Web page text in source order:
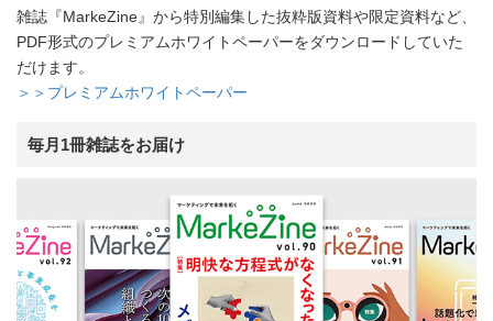
雑誌『MarkeZine』から特別編集した抜粋版資料や限定資料など、
PDF形式のプレミアムホワイトペーパーをダウンロードしていた
だけます。
＞＞プレミアムホワイトペーパー
毎月1冊雑誌をお届け